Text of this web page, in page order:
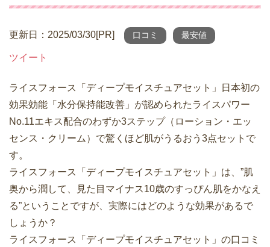
更新日：2025/03/30[PR] 口コミ 最安値
ツイート
ライスフォース「ディープモイスチュアセット」日本初の
効果効能「水分保持能改善」が認められたライスパワー
No.11エキス配合のわずか3ステップ（ローション・エッ
センス・クリーム）で驚くほど肌がうるおう3点セットで
す。
ライスフォース「ディープモイスチュアセット」は、”肌
奥から潤して、見た目マイナス10歳のすっぴん肌をかなえ
る”ということですが、実際にはどのような効果があるで
しょうか？
ライスフォース「ディープモイスチュアセット」の口コミ